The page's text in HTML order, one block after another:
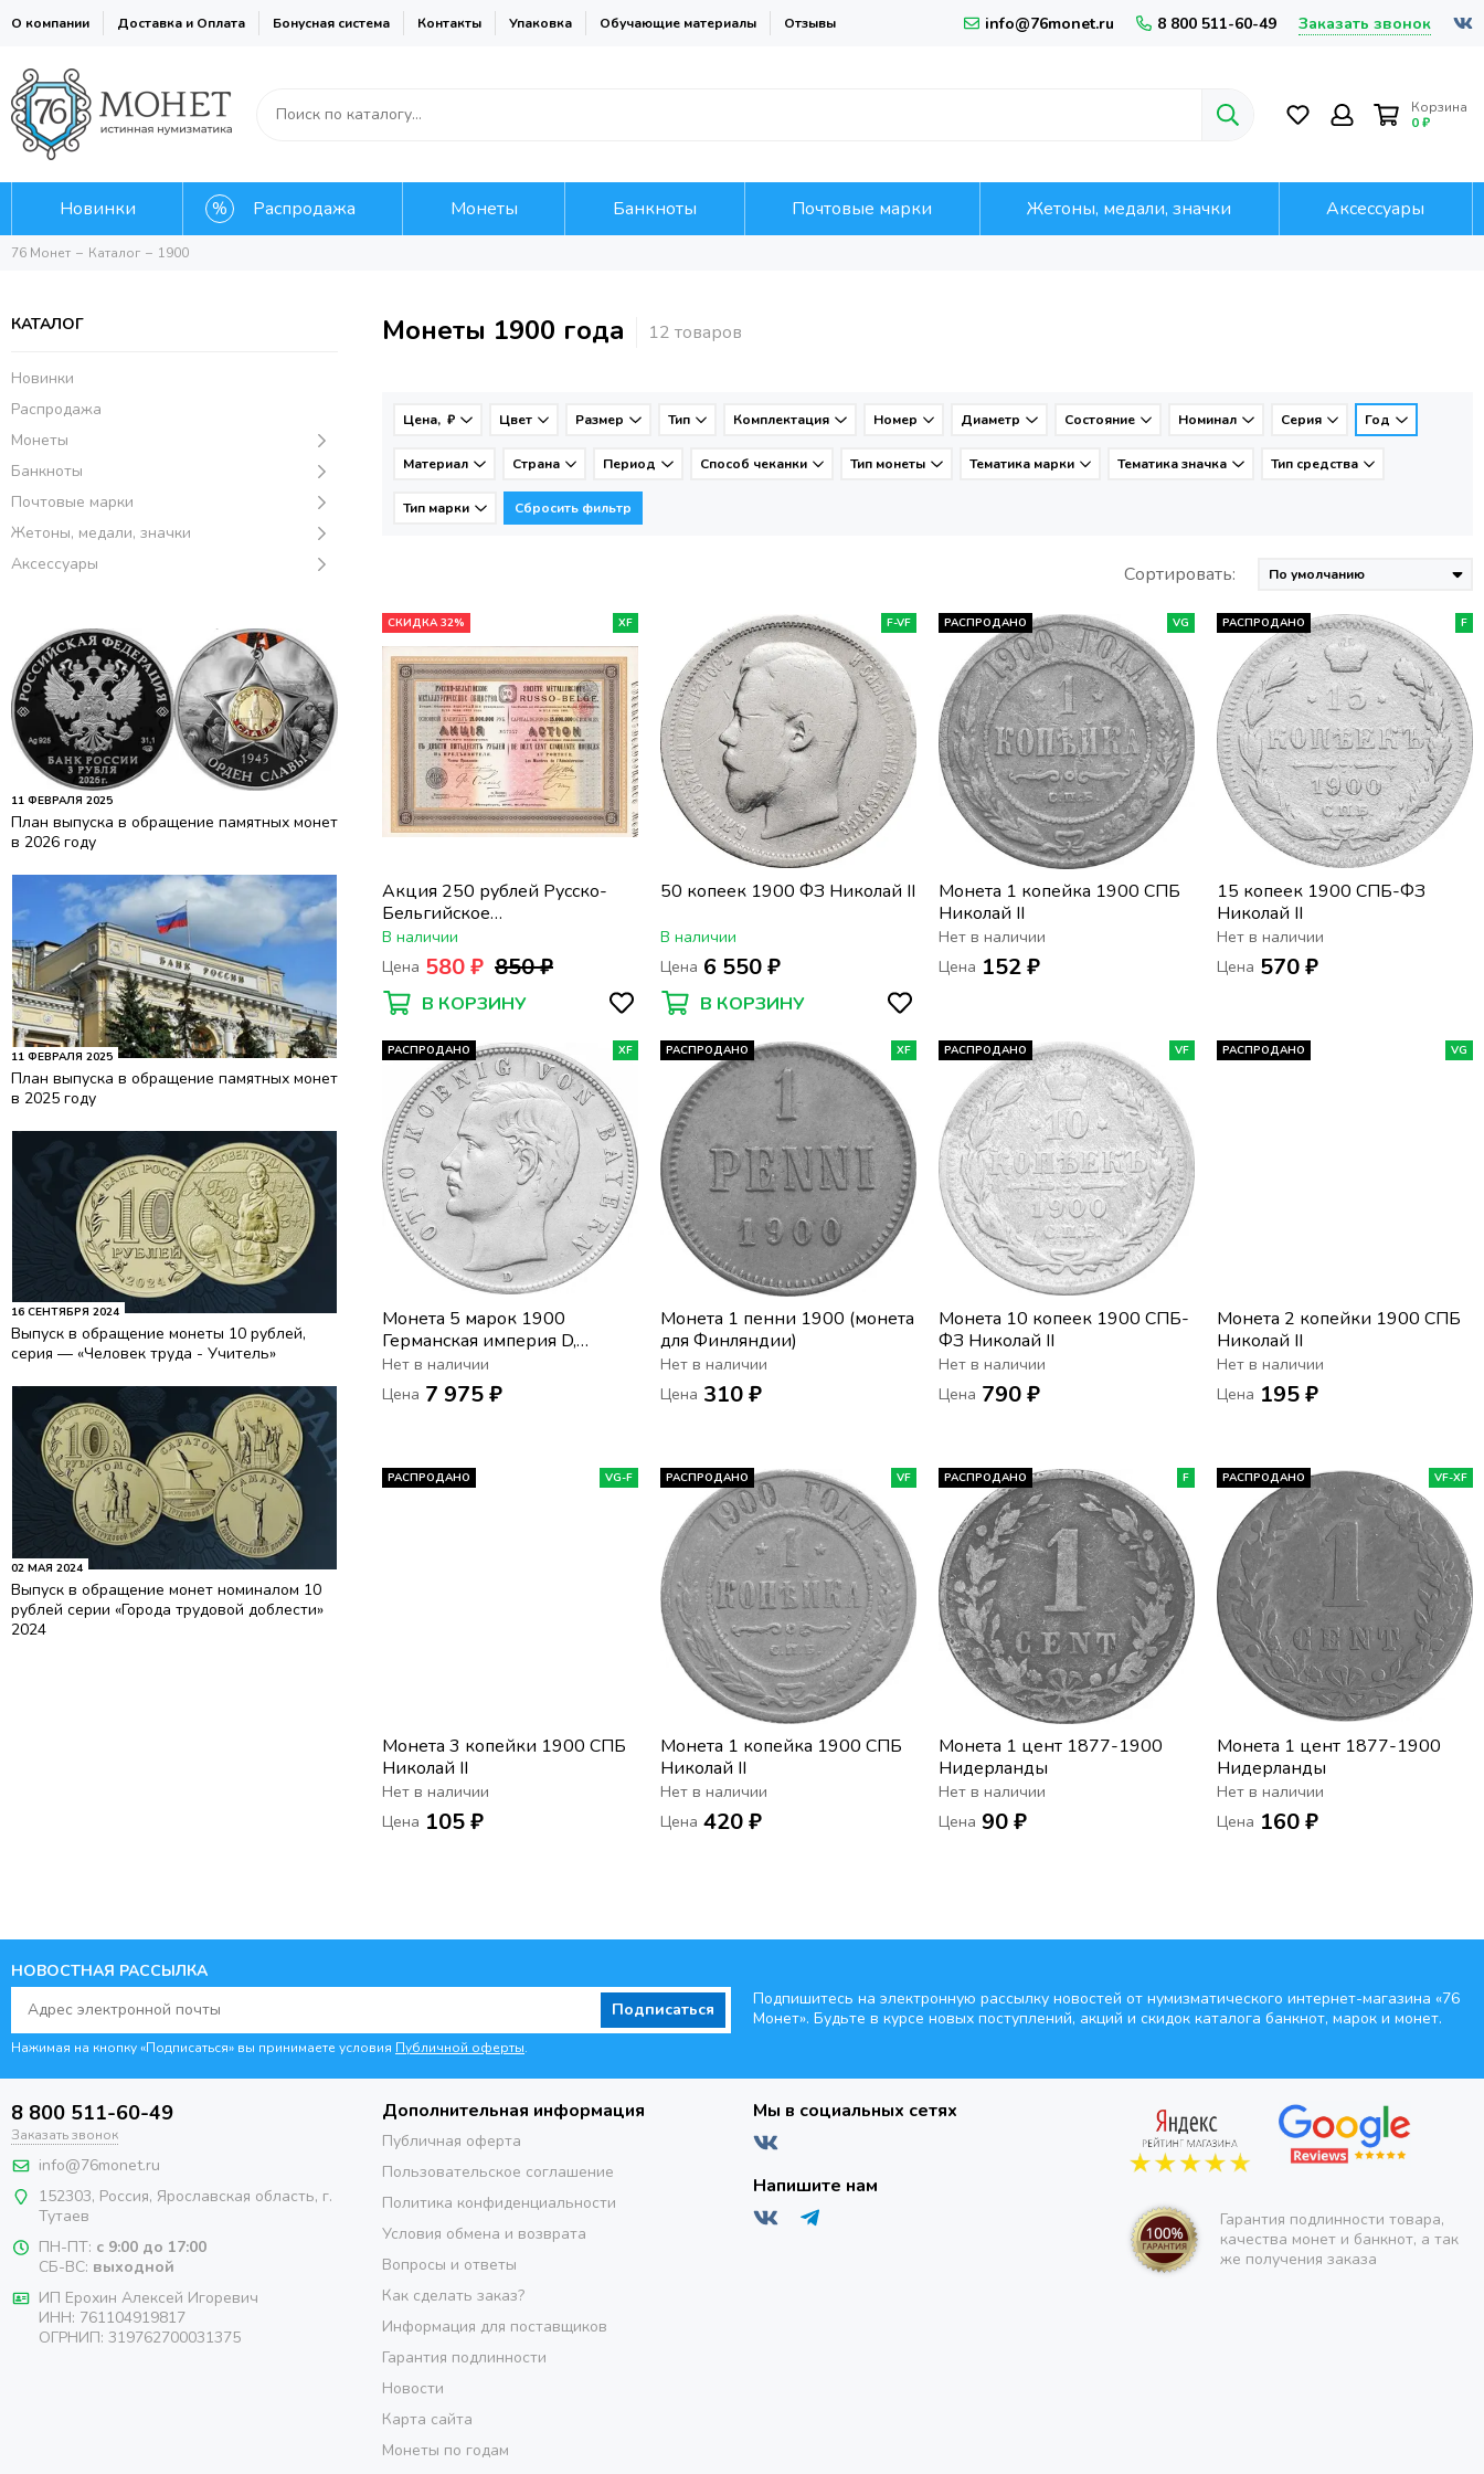
О компании Доставка и Оплата Бонусная система Контакты Упаковка Обучающие материалы Отзывы info@76monet.ru 8 800 511-60-49 Заказать звонок
Корзина
0 ₽
Новинки Распродажа Монеты Банкноты Почтовые марки Жетоны, медали, значки Аксессуары
76 Монет Каталог 1900
КАТАЛОГ
Новинки
Распродажа
Монеты
Банкноты
Почтовые марки
Жетоны, медали, значки
Аксессуары
11 ФЕВРАЛЯ 2025
План выпуска в обращение памятных монет
в 2026 году
11 ФЕВРАЛЯ 2025
План выпуска в обращение памятных монет
в 2025 году
16 СЕНТЯБРЯ 2024
Выпуск в обращение монеты 10 рублей,
серия — «Человек труда - Учитель»
02 МАЯ 2024
Выпуск в обращение монет номиналом 10
рублей серии «Города трудовой доблести»
2024
Монеты 1900 года
Цена, ₽ Цвет Размер Тип Комплектация Номер Диаметр Состояние Номинал Серия Год
Материал Страна Период Способ чеканки Тип монеты Тематика марки Тематика значка Тип средства
Тип марки Сбросить фильтр
Сортировать:
СКИДКА 32% XF
Акция 250 рублей Русско-
Бельгийское
металлургическое общество
1900 года
В наличии
Цена 580 ₽ 850 ₽
В КОРЗИНУ
F-VF
50 копеек 1900 ФЗ Николай II
В наличии
Цена 6 550 ₽
В КОРЗИНУ
РАСПРОДАНО VG
Монета 1 копейка 1900 СПБ
Николай II
Нет в наличии
Цена 152 ₽
РАСПРОДАНО F
15 копеек 1900 СПБ-ФЗ
Николай II
Нет в наличии
Цена 570 ₽
РАСПРОДАНО XF
Монета 5 марок 1900
Германская империя D,
Бавария
Нет в наличии
Цена 7 975 ₽
РАСПРОДАНО XF
Монета 1 пенни 1900 (монета
для Финляндии)
Нет в наличии
Цена 310 ₽
РАСПРОДАНО VF
Монета 10 копеек 1900 СПБ-
ФЗ Николай II
Нет в наличии
Цена 790 ₽
РАСПРОДАНО VG
Монета 2 копейки 1900 СПБ
Николай II
Нет в наличии
Цена 195 ₽
РАСПРОДАНО VG-F
Монета 3 копейки 1900 СПБ
Николай II
Нет в наличии
Цена 105 ₽
РАСПРОДАНО VF
Монета 1 копейка 1900 СПБ
Николай II
Нет в наличии
Цена 420 ₽
РАСПРОДАНО F
Монета 1 цент 1877-1900
Нидерланды
Нет в наличии
Цена 90 ₽
РАСПРОДАНО VF-XF
Монета 1 цент 1877-1900
Нидерланды
Нет в наличии
Цена 160 ₽
НОВОСТНАЯ РАССЫЛКА
Подписаться
Нажимая на кнопку «Подписаться» вы принимаете условия Публичной оферты.
Подпишитесь на электронную рассылку новостей от нумизматического интернет-магазина «76
Монет». Будьте в курсе новых поступлений, акций и скидок каталога банкнот, марок и монет.
8 800 511-60-49
Заказать звонок
info@76monet.ru
152303, Россия, Ярославская область, г.
Тутаев
ПН-ПТ: с 9:00 до 17:00
СБ-ВС: выходной
ИП Ерохин Алексей Игоревич
ИНН: 761104919817
ОГРНИП: 319762700031375
Дополнительная информация
Публичная оферта
Пользовательское соглашение
Политика конфиденциальности
Условия обмена и возврата
Вопросы и ответы
Как сделать заказ?
Информация для поставщиков
Гарантия подлинности
Новости
Карта сайта
Монеты по годам
Мы в социальных сетях
Напишите нам
Гарантия подлинности товара,
качества монет и банкнот, а так
же получения заказа